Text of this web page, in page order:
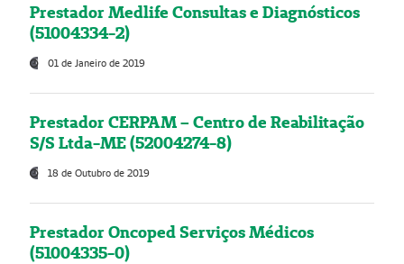
Prestador Medlife Consultas e Diagnósticos
(51004334-2)
01 de Janeiro de 2019
Prestador CERPAM – Centro de Reabilitação
S/S Ltda-ME (52004274-8)
18 de Outubro de 2019
Prestador Oncoped Serviços Médicos
(51004335-0)